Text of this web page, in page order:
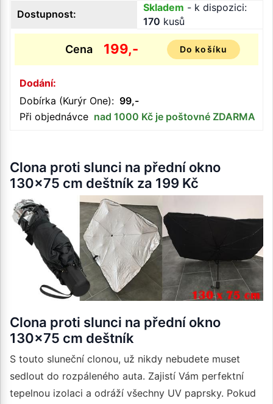
Dostupnost:
Skladem - k dispozici:
170 kusů
Cena 199,- Do košíku
Dodání:
Dobírka (Kurýr One): 99,-
Při objednávce nad 1000 Kč je poštovné ZDARMA
Clona proti slunci na přední okno
130x75 cm deštník za 199 Kč
Clona proti slunci na přední okno
130x75 cm deštník
S touto sluneční clonou, už nikdy nebudete muset
sedlout do rozpáleného auta. Zajistí Vám perfektní
tepelnou izolaci a odráží všechny UV paprsky. Pokud